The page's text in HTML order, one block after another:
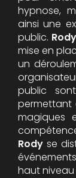
hypnose,
ainsi une
public. Rody
mise en
un
public
permettant
magiques
Rody se
haut